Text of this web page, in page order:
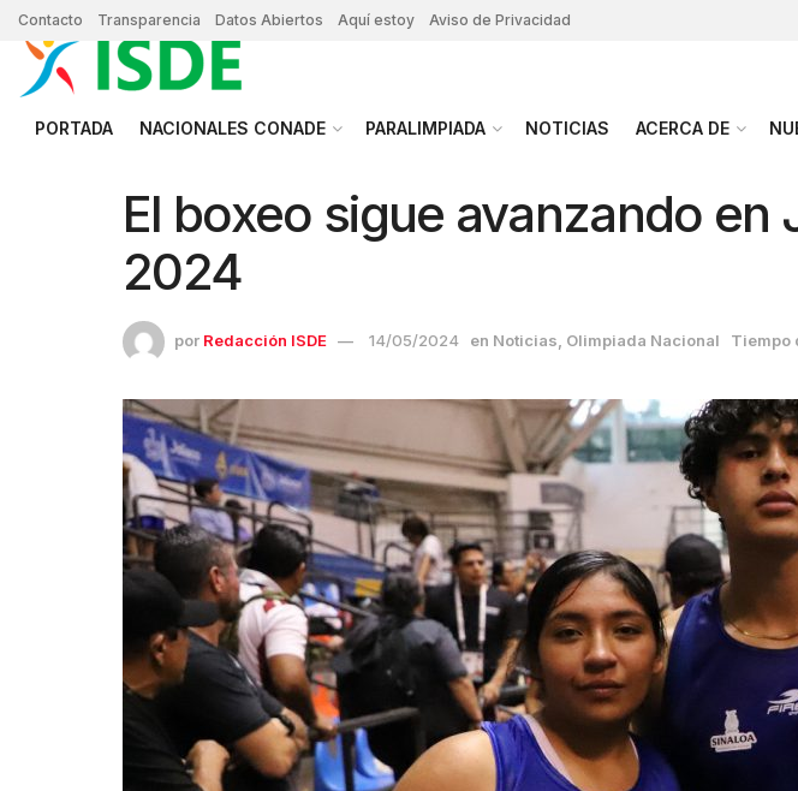
Contacto Transparencia Datos Abiertos Aquí estoy Aviso de Privacidad
PORTADA NACIONALES CONADE PARALIMPIADA NOTICIAS ACERCA DE
El boxeo sigue avanzando en
2024
por Redacción ISDE 14/05/2024 en Noticias Olimpiada Nacional Tiempo